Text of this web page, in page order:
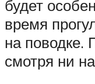
будет
время
на поводке.
смотря ни